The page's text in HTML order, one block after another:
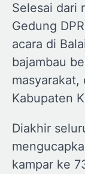
Selesai dari
Gedung
acara di
bajambau
masyarakat,
Kabupaten
Diakhir
kampar ke